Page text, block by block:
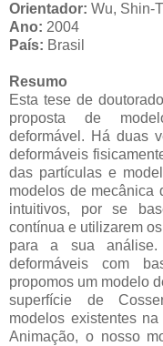
Orientador: Wu, Shin-
Ano: 2004
País: Brasil
Resumo
Esta tese de
proposta de
deformável. Há duas
deformáveis
das partículas e
modelos de mecânica
intuitivos, por se
contínua e utilizarem
para a sua
deformáveis com
propomos um modelo
superfície de
modelos existentes
Animação, o nosso